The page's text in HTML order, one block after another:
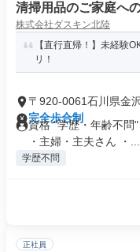
清掃用品のご家庭へ
株式会社ダスキン北陸
【直行直帰！】未経験
リ！
〒920-0061石川県金
完全歩合制
資格 "学歴・年齢不問
・主婦・主夫さん ・...
学歴不問
正社員